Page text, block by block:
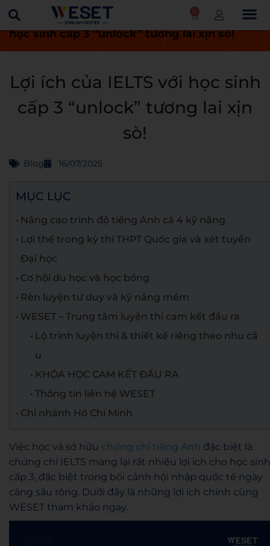
0
Trang chủ Blog
Lợi ích của IELTS với
học sinh cấp 3 “unlock” tương lai xịn sò!
Lợi ích của IELTS với học sinh
cấp 3 “unlock” tương lai xịn
sò!
Blog 16/07/2025
MỤC LỤC
Nâng cao trình độ tiếng Anh cả 4 kỹ năng
Lợi thế trong kỳ thi THPT Quốc gia và xét tuyển
Đại học
Cơ hội du học và học bổng
Rèn luyện tư duy và kỹ năng mềm
WESET – Trung tâm luyện thi cam kết đầu ra
Lộ trình luyện thi & thiết kế riêng theo nhu cầ
u
KHÓA HỌC CAM KẾT ĐẦU RA
Thông tin liên hệ WESET
Chi nhánh Hồ Chí Minh
Việc học và sở hữu chứng chỉ tiếng Anh đặc biệt là
chứng chỉ IELTS mang lại rất nhiều lợi ích cho học sinh
cấp 3, đặc biệt trong bối cảnh hội nhập quốc tế ngày
càng sâu rộng. Dưới đây là những lợi ích chính cùng
WESET tham khảo ngay.